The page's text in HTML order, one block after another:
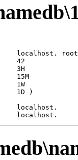
localhost.
42
3H
15M
1W
1D )
localhost.